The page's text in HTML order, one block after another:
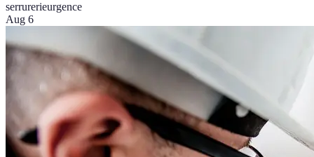
serrurerieurgence
Aug 6